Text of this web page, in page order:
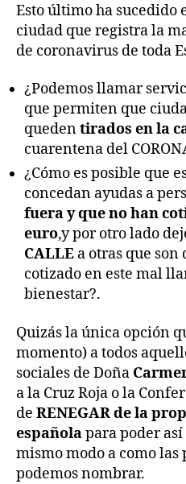
Esto último ha sucedido
ciudad que registra la
de coronavirus de toda
¿Podemos llamar
que permiten que
quedentirados en la
cuarentena del
¿Cómo es posible que
concedan ayudas a
fuera y que no han
euro,y por otro lado
CALLE a otras que son
cotizado en este mal
bienestar?.
Quizás la única opción
momento) a todos
sociales de Doña
a la Cruz Roja o la
de RENEGAR de la
españolapara poder
mismo modo a como
podemos nombrar.